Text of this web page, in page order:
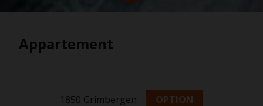
Appartement
1850 Grimbergen OPTION